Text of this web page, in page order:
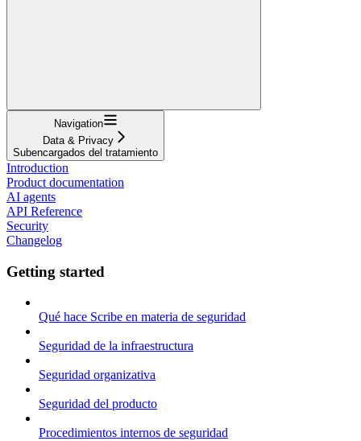
Navigation
Data & Privacy
Subencargados del tratamiento
Introduction
Product documentation
AI agents
API Reference
Security
Changelog
Getting started
Qué hace Scribe en materia de seguridad
Seguridad de la infraestructura
Seguridad organizativa
Seguridad del producto
Procedimientos internos de seguridad